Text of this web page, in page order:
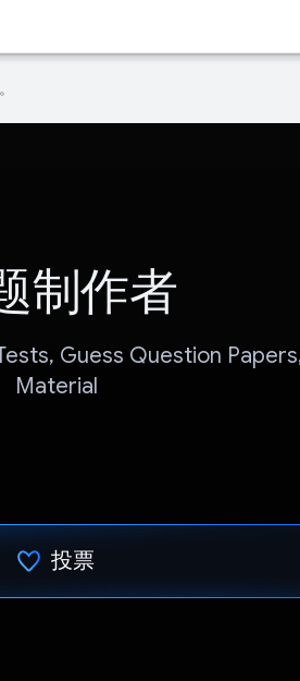
制作者
Guess Question
Material
投票